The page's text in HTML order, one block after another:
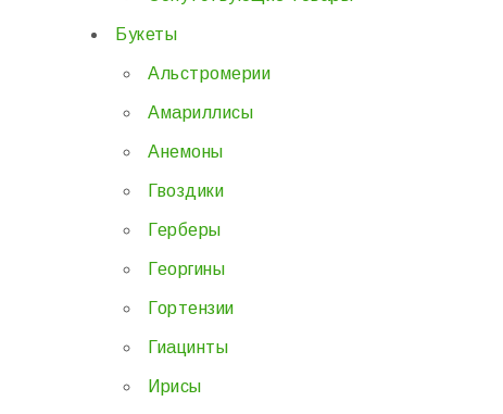
Букеты
Альстромерии
Амариллисы
Анемоны
Гвоздики
Герберы
Георгины
Гортензии
Гиацинты
Ирисы